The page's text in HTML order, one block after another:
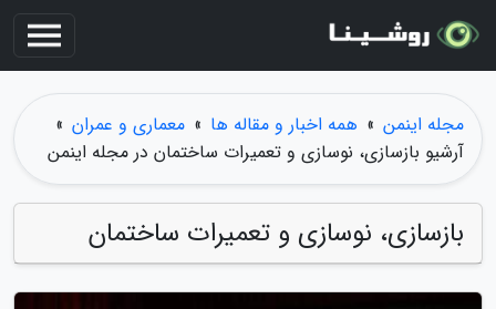
مجله اینمن » همه اخبار و مقاله ها » معماری و عمران »
آرشیو بازسازی، نوسازی و تعمیرات ساختمان در مجله اینمن
بازسازی، نوسازی و تعمیرات ساختمان